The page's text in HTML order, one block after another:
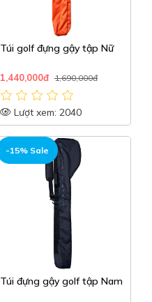
Túi golf đựng gậy tập Nữ
1,440,000đ 1,690,000đ
Lượt xem: 2040
-15% Sale
Túi đựng gậy golf tập Nam